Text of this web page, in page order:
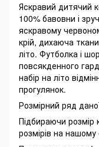
Яскравий дитячий
100% бавовни і
яскравому
крій, дихаюча
літо. Футболка і
повсякденного
набір на літо
прогулянок.
Розмірний ряд
Підбираючи
розмірів на нашому